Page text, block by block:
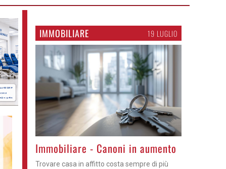
IMMOBILIARE 19 LUGLIO
Immobiliare - Canoni in aumento
Trovare casa in affitto costa sempre di più